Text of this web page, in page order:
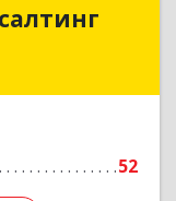
52
Мира ул, дом